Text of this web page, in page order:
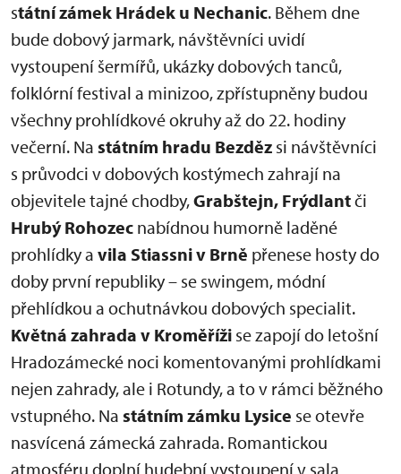
státní zámek Hrádek u Nechanic. Během dne
bude dobový jarmark, návštěvníci uvidí
vystoupení šermířů, ukázky dobových tanců,
folklórní festival a minizoo, zpřístupněny budou
všechny prohlídkové okruhy až do 22. hodiny
večerní. Na státním hradu Bezděz si návštěvníci
s průvodci v dobových kostýmech zahrají na
objevitele tajné chodby,Grabštejn, Frýdlantči
Hrubý Rohozec nabídnou humorně laděné
prohlídky a vila Stiassni v Brně přenese hosty do
doby první republiky – se swingem, módní
přehlídkou a ochutnávkou dobových specialit.
Květná zahrada v Kroměříži se zapojí do letošní
Hradozámecké noci komentovanými prohlídkami
nejen zahrady, ale i Rotundy, a to v rámci běžného
vstupného. Na státním zámku Lysice se otevře
nasvícená zámecká zahrada. Romantickou
atmosféru doplní hudební vystoupení v sala